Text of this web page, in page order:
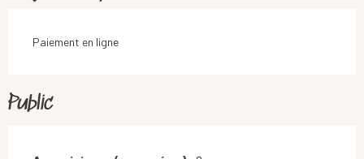
Paiement en ligne
Public